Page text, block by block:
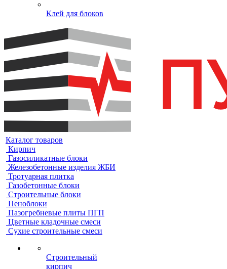
Клей для блоков
Каталог товаров
Кирпич
Газосиликатные блоки
Железобетонные изделия ЖБИ
Тротуарная плитка
Газобетонные блоки
Строительные блоки
Пеноблоки
Пазогребневые плиты ПГП
Цветные кладочные смеси
Сухие строительные смеси
Строительный
кирпич